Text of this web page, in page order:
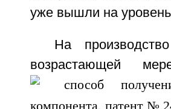
уже вышли на
На
возрастающей